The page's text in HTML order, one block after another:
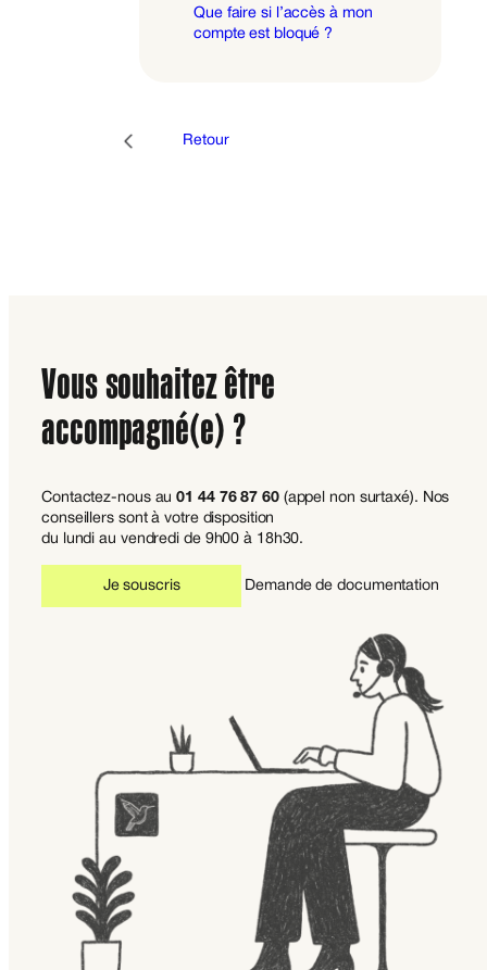
Que faire si l’accès à mon
compte est bloqué ?
Retour
Vous souhaitez être
accompagné(e) ?
Contactez-nous au01 44 76 87 60(appel non surtaxé). Nos
conseillers sont à votre disposition
du lundi au vendredi de 9h00 à 18h30.
Je souscris Demande de documentation